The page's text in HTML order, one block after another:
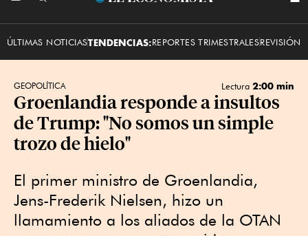
El
ÚLTIMAS NOTICIASTENDENCIAS:REPORTES TRIMESTRALESREVISIÓN
GEOPOLÍTICA Lectura 2:00 min
Groenlandia responde a insultos
de Trump: "No somos un simple
trozo de hielo"
El primer ministro de Groenlandia,
Jens-Frederik Nielsen, hizo ⁠un
llamamiento a los aliados de la OTAN